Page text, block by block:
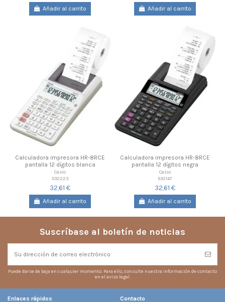
Añadir al carrito Añadir al carrito
Calculadora impresora HR-8RCE
pantalla 12 dígitos blanca
Casio
532223
32,61 €
Añadir al carrito
Calculadora impresora HR-8RCE
pantalla 12 dígitos negra
Casio
532147
32,61 €
Añadir al carrito
Suscríbase al boletín de noticias
Puede darse de baja en cualquier momento. Para ello, consulte nuestra información de contacto
en el aviso legal.
Enlaces rápidos Contacto